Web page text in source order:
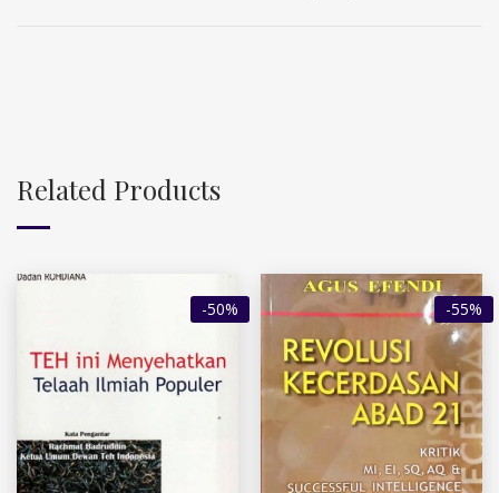
Related Products
-50% -55%